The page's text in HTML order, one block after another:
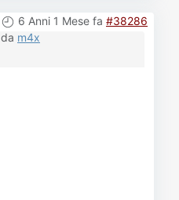
6 Anni 1 Mese fa #38286
da m4x